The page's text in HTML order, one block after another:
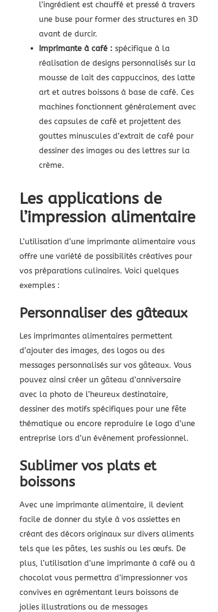
l’ingrédient est chauffé et pressé à travers
une buse pour former des structures en 3D
avant de durcir.
Imprimante à café : spécifique à la
réalisation de designs personnalisés sur la
mousse de lait des cappuccinos, des latte
art et autres boissons à base de café. Ces
machines fonctionnent généralement avec
des capsules de café et projettent des
gouttes minuscules d’extrait de café pour
dessiner des images ou des lettres sur la
crème.
Les applications de
l’impression alimentaire
L’utilisation d’une imprimante alimentaire vous
offre une variété de possibilités créatives pour
vos préparations culinaires. Voici quelques
exemples :
Personnaliser des gâteaux
Les imprimantes alimentaires permettent
d’ajouter des images, des logos ou des
messages personnalisés sur vos gâteaux. Vous
pouvez ainsi créer un gâteau d’anniversaire
avec la photo de l’heureux destinataire,
dessiner des motifs spécifiques pour une fête
thématique ou encore reproduire le logo d’une
entreprise lors d’un évènement professionnel.
Sublimer vos plats et
boissons
Avec une imprimante alimentaire, il devient
facile de donner du style à vos assiettes en
créant des décors originaux sur divers aliments
tels que les pâtes, les sushis ou les œufs. De
plus, l’utilisation d’une imprimante à café ou à
chocolat vous permettra d’impressionner vos
convives en agrémentant leurs boissons de
jolies illustrations ou de messages